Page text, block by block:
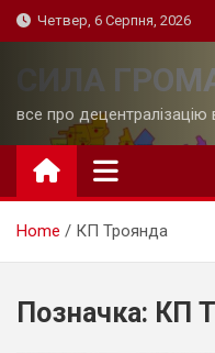
Skip
to
Четвер, 6 Серпня, 2026
СИЛА
все про децентралізацію
Home КП Троянда
Позначка: КП